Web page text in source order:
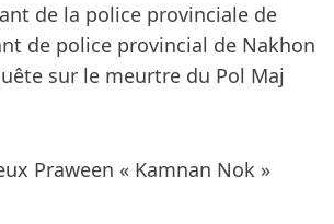
de la police provinciale de
de police provincial de Nakhon
sur le meurtre du Pol Maj
Praween « Kamnan Nok »